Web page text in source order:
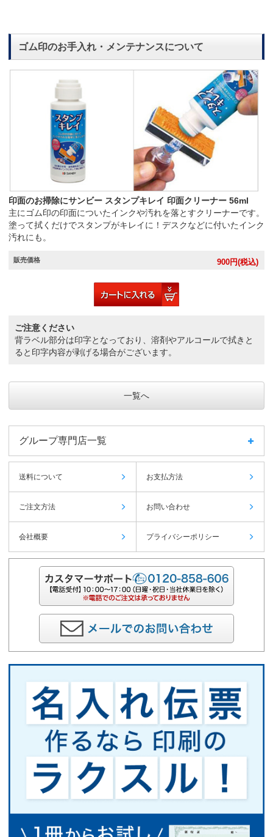
ゴム印のお手入れ・メンテナンスについて
印面のお掃除にサンビー スタンプキレイ 印面クリーナー 56ml
主にゴム印の印面についたインクや汚れを落とすクリーナーです。
塗って拭くだけでスタンプがキレイに！デスクなどに付いたインク
汚れにも。
販売価格 900円(税込)
ご注意ください
背ラベル部分は印字となっており、溶剤やアルコールで拭きと
ると印字内容が剥げる場合がございます。
一覧へ
グループ専門店一覧
送料について お支払方法
ご注文方法 お問い合わせ
会社概要 プライバシーポリシー